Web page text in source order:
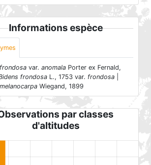
Informations espèce
var. anomala Porter ex Fernald,
frondosa L., 1753 var. frondosa
Wiegand, 1899
par classes
d'altitudes